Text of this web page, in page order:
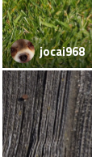
jocai968